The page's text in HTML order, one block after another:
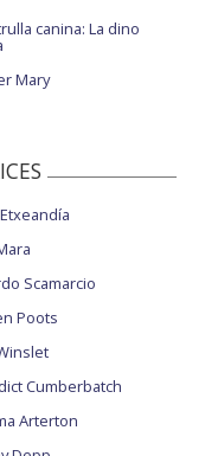
canina: La dino
Mary
Scamarcio
Poots
Cumberbatch
Arterton